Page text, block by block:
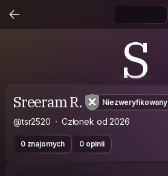
S
Sreeram R. Niezweryfikowany
@tsr2520 Członek od 2026
0 znajomych 0 opinii